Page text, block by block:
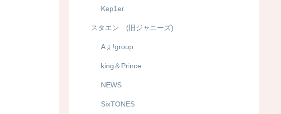
Kep1er
スタエン (旧ジャニーズ)
Aぇ!group
king＆Prince
NEWS
SixTONES